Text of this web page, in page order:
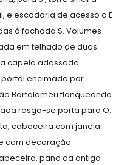
e escadaria de acesso a E.
à fachada S. Volumes
em telhado de duas
capela adossada.
encimado por
Bartolomeu flanqueando
rasga-se porta para O.
cabeceira com janela.
com decoração
pano da antiga